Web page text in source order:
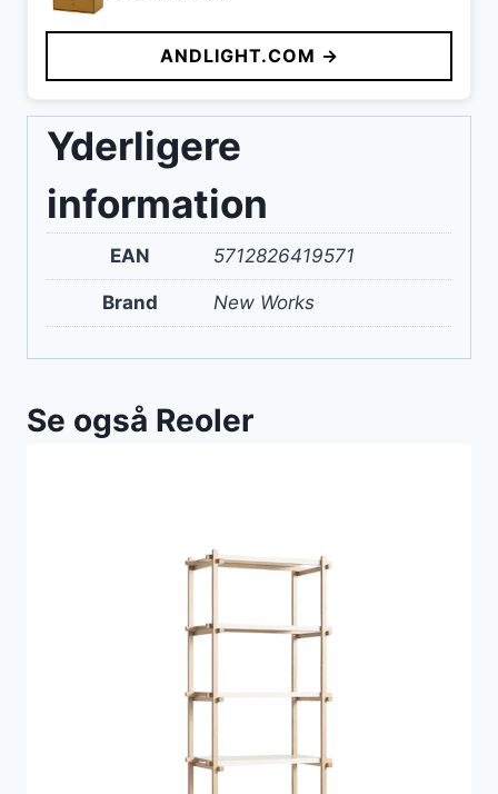
pris
var:
3.103 kr..
pris
er:
2.481 kr..
ANDLIGHT.COM →
Yderligere
information
EAN 5712826419571
Brand New Works
Se også Reoler